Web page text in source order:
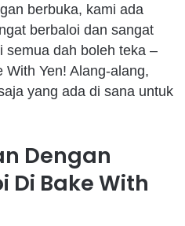
berbuka, kami ada
berbaloi dan sangat
semua dah boleh teka –
Yen! Alang-alang,
yang ada di sana untuk
Dengan
Di Bake With